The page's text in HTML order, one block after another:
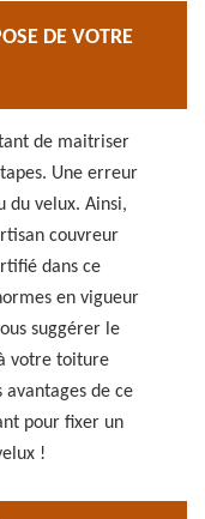
DE VOTRE
de maitriser
Une erreur
du velux. Ainsi,
couvreur
dans ce
en vigueur
suggérer le
votre toiture
avantages de ce
pour fixer un
!